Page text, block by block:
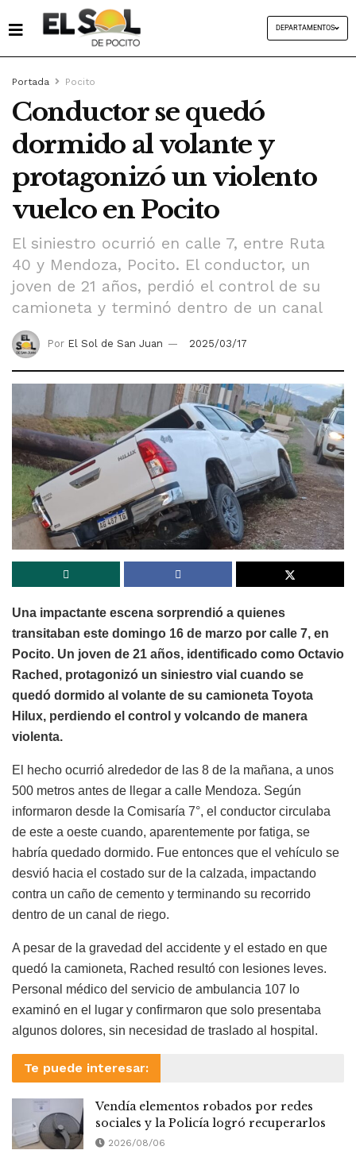
DEPARTAMENTOS
Portada Pocito
Conductor se quedó
dormido al volante y
protagonizó un violento
vuelco en Pocito
El siniestro ocurrió en calle 7, entre Ruta
40 y Mendoza, Pocito. El conductor, un
joven de 21 años, perdió el control de su
camioneta y terminó dentro de un canal
Por El Sol de San Juan 2025/03/17
Una impactante escena sorprendió a quienes
transitaban este domingo 16 de marzo por calle 7, en
Pocito. Un joven de 21 años, identificado como Octavio
Rached, protagonizó un siniestro vial cuando se
quedó dormido al volante de su camioneta Toyota
Hilux, perdiendo el control y volcando de manera
violenta.
El hecho ocurrió alrededor de las 8 de la mañana, a unos
500 metros antes de llegar a calle Mendoza. Según
informaron desde la Comisaría 7°, el conductor circulaba
de este a oeste cuando, aparentemente por fatiga, se
habría quedado dormido. Fue entonces que el vehículo se
desvió hacia el costado sur de la calzada, impactando
contra un caño de cemento y terminando su recorrido
dentro de un canal de riego.
A pesar de la gravedad del accidente y el estado en que
quedó la camioneta, Rached resultó con lesiones leves.
Personal médico del servicio de ambulancia 107 lo
examinó en el lugar y confirmaron que solo presentaba
algunos dolores, sin necesidad de traslado al hospital.
Te puede interesar:
Vendía elementos robados por redes
sociales y la Policía logró recuperarlos
2026/08/06